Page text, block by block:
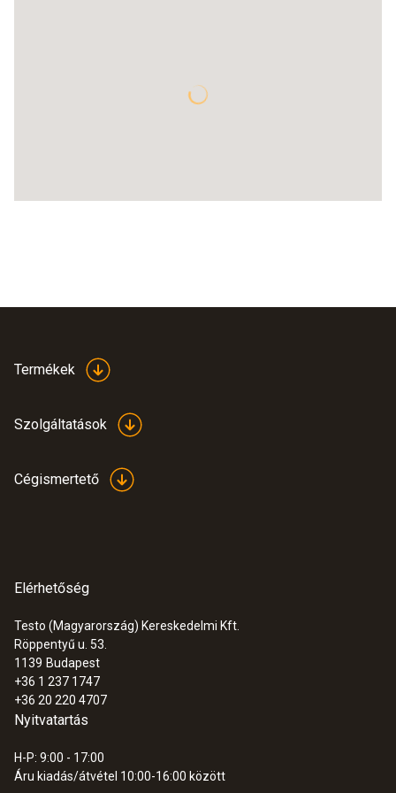
Termékek
Szolgáltatások
Cégismertető
Elérhetőség
Testo (Magyarország) Kereskedelmi Kft.
Röppentyű u. 53.
1139 Budapest
+36 1 237 1747
+36 20 220 4707
Nyitvatartás
H-P: 9:00 - 17:00
Áru kiadás/átvétel 10:00-16:00 között